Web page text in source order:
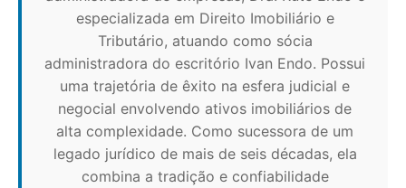
especializada em Direito Imobiliário e
Tributário, atuando como sócia
administradora do escritório Ivan Endo. Possui
uma trajetória de êxito na esfera judicial e
negocial envolvendo ativos imobiliários de
alta complexidade. Como sucessora de um
legado jurídico de mais de seis décadas, ela
combina a tradição e confiabilidade